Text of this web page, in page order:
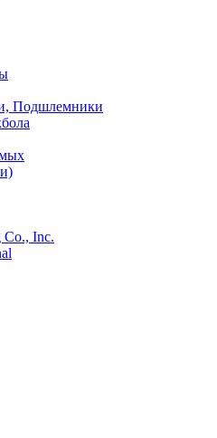
Подшлемники
Inc.